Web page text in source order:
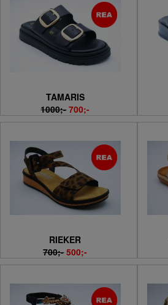
TAMARIS
1000;- 700;-
RIEKER
700;- 500;-